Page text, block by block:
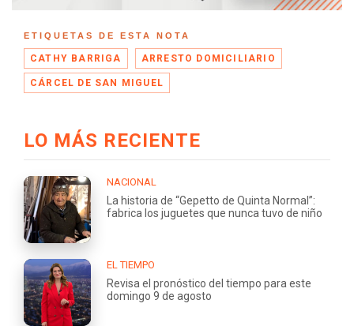
ETIQUETAS DE ESTA NOTA
CATHY BARRIGA ARRESTO DOMICILIARIO
CÁRCEL DE SAN MIGUEL
LO MÁS RECIENTE
NACIONAL
La historia de “Gepetto de Quinta Normal”:
fabrica los juguetes que nunca tuvo de niño
EL TIEMPO
Revisa el pronóstico del tiempo para este
domingo 9 de agosto